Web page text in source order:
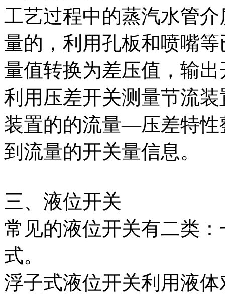
工艺过程中的蒸汽水管
量的，利用孔板和喷嘴
量值转换为差压值，输
利用压差开关测量节流
装置的的流量―压差特性
到流量的开关量信息。
三、液位开关
常见的液位开关有二类
式。
浮子式液位开关利用液